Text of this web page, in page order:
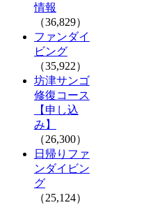
情報
（36,829）
ファンダイ
ビング
（35,922）
坊津サンゴ
修復コース
【申し込
み】
（26,300）
日帰りファ
ンダイビン
グ
（25,124）